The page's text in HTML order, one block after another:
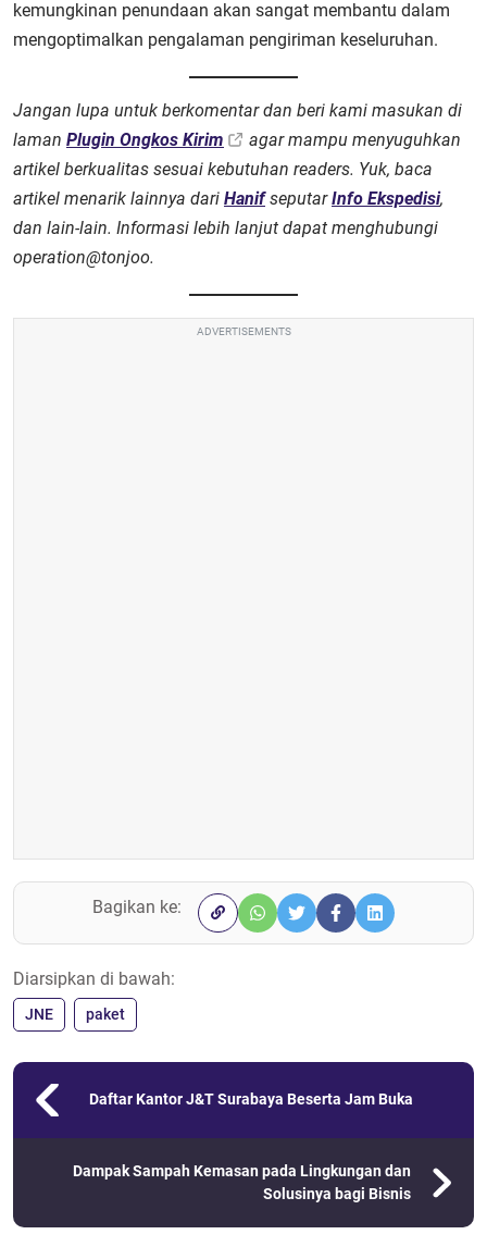
kemungkinan penundaan akan sangat membantu dalam
mengoptimalkan pengalaman pengiriman keseluruhan.
Jangan lupa untuk berkomentar dan beri kami masukan di
laman Plugin Ongkos Kirim
agar mampu menyuguhkan
artikel berkualitas sesuai kebutuhan readers. Yuk, baca
artikel menarik lainnya dari HanifseputarInfo Ekspedisi,
dan lain-lain. Informasi lebih lanjut dapat menghubungi
operation@tonjoo.
ADVERTISEMENTS
Bagikan ke:
Diarsipkan di bawah:
JNE paket
Daftar Kantor J&T Surabaya Beserta Jam Buka
Dampak Sampah Kemasan pada Lingkungan dan
Solusinya bagi Bisnis